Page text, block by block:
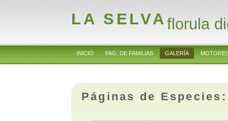
LA SELVAflorula
INICIO PAG. DE FAMILIAS GALERÍA
Páginas de